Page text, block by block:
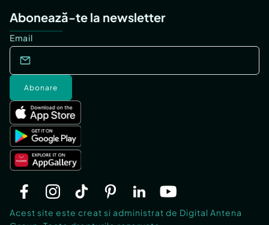
Abonează-te la newsletter
Email
Abonare
Acest site este creat si administrat de Digital Antena